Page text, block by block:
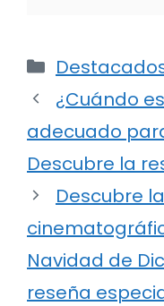
Categorías
¿Cuándo
adecuado
Descubre la
Descubre
Navidad de
reseña